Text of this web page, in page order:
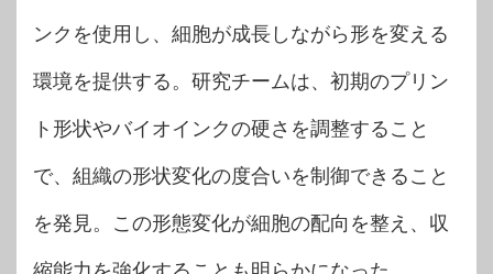
ンクを使用し、細胞が成長しながら形を変える
環境を提供する。研究チームは、初期のプリン
ト形状やバイオインクの硬さを調整すること
で、組織の形状変化の度合いを制御できること
を発見。この形態変化が細胞の配向を整え、収